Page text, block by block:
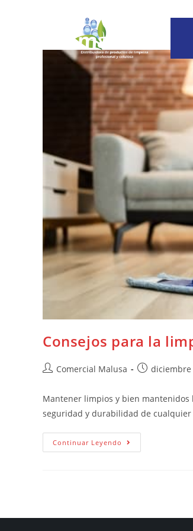
Consejos para la
Comercial Malusa diciembre
Mantener limpios y bien
seguridad y durabilidad de
Continuar Leyendo